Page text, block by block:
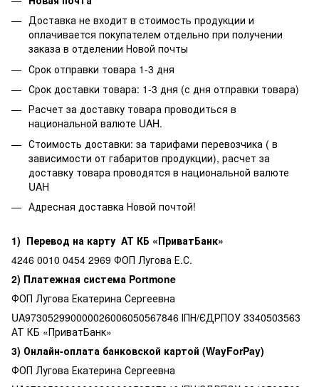
Доставка не входит в стоимость продукции и
оплачивается покупателем отдельно при получении
заказа в отделении Новой почты
Срок отправки товара 1-3 дня
Срок доставки товара: 1-3 дня (с дня отправки товара)
Расчет за доставку товара проводиться в
национальной валюте UAH.
Стоимость доставки: за тарифами перевозчика ( в
зависимости от габаритов продукции), расчет за
доставку товара проводятся в национальной валюте
UAH
Адресная доставка Новой почтой!
1) Перевод на карту АТ КБ «ПриватБанк»
4246 0010 0454 2969 ФОП Лугова Е.С.
2) Платежная система Portmone
ФОП Лугова Екатерина Сергеевна
UA973052990000026006050567846 ІПН/ЄДРПОУ 3340503563
АТ КБ «ПриватБанк»
3) Онлайн-оплата банковской картой (WayForPay)
ФОП Лугова Екатерина Сергеевна